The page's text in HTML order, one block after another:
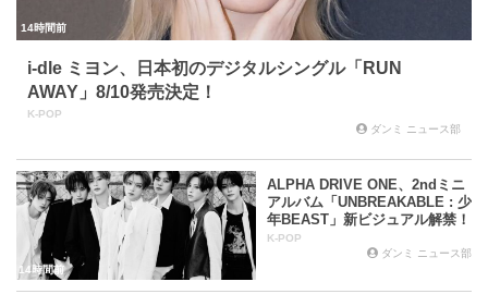
14時間前
i-dle ミヨン、日本初のデジタルシングル「RUN
AWAY」8/10発売決定！
K-POP
ダンミ ニュース部
14時間前
ALPHA DRIVE ONE、2ndミニ
アルバム「UNBREAKABLE : 少
年BEAST」新ビジュアル解禁！
K-POP
ダンミ ニュース部